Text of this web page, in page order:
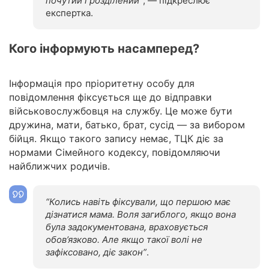
експертка.
Кого інформують насамперед?
Інформація про пріоритетну особу для
повідомлення фіксується ще до відправки
військовослужбовця на службу. Це може бути
дружина, мати, батько, брат, сусід — за вибором
бійця. Якщо такого запису немає, ТЦК діє за
нормами Сімейного кодексу, повідомляючи
найближчих родичів.
“Колись навіть фіксували, що першою має
дізнатися мама. Воля загиблого, якщо вона
була задокументована, враховується
обов’язково. Але якщо такої волі не
зафіксовано, діє закон”.